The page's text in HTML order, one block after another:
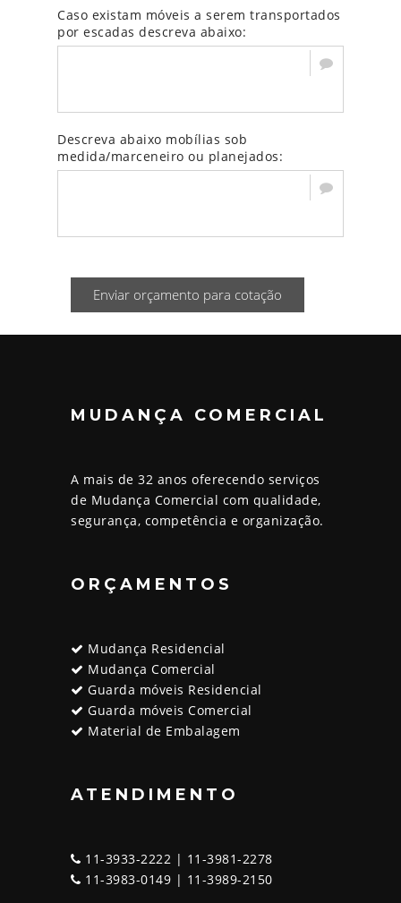
Caso existam móveis a serem transportados
por escadas descreva abaixo:
Descreva abaixo mobílias sob
medida/marceneiro ou planejados:
Enviar orçamento para cotação
MUDANÇA COMERCIAL
A mais de 32 anos oferecendo serviços
de Mudança Comercial com qualidade,
segurança, competência e organização.
ORÇAMENTOS
Mudança Residencial
Mudança Comercial
Guarda móveis Residencial
Guarda móveis Comercial
Material de Embalagem
ATENDIMENTO
11-3933-2222 | 11-3981-2278
11-3983-0149 | 11-3989-2150